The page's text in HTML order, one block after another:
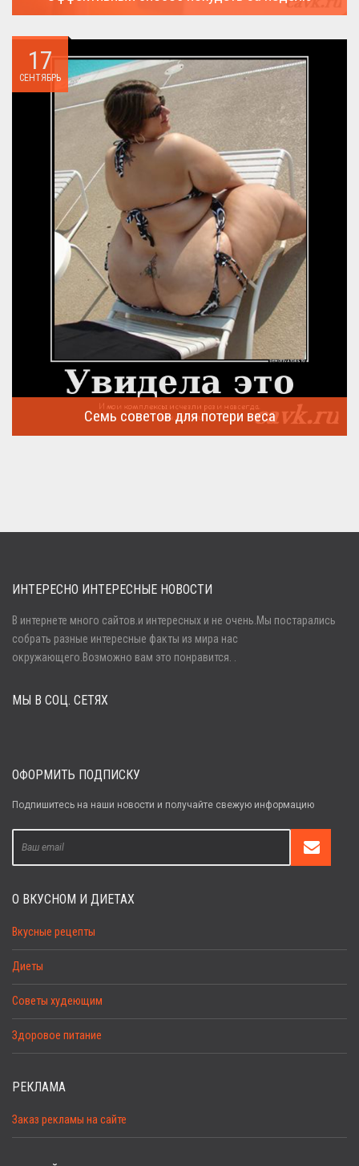
всегда...
17
СЕНТЯБРЬ
Семь советов для потери веса
Войти
Забыли пароль?
ИНТЕРЕСНО ИНТЕРЕСНЫЕ НОВОСТИ
В интернете много сайтов.и интересных и не очень.Мы постарались
собрать разные интересные факты из мира нас
окружающего.Возможно вам это понравится. .
МЫ В СОЦ. СЕТЯХ
ОФОРМИТЬ ПОДПИСКУ
Подпишитесь на наши новости и получайте свежую информацию
О ВКУСНОМ И ДИЕТАХ
Вкусные рецепты
Диеты
Советы худеющим
Здоровое питание
РЕКЛАМА
Заказ рекламы на сайте